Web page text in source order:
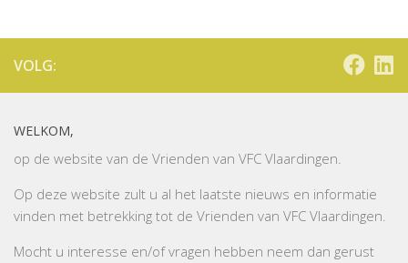
VOLG:
WELKOM,
op de website van de Vrienden van VFC Vlaardingen.
Op deze website zult u al het laatste nieuws en informatie
vinden met betrekking tot de Vrienden van VFC Vlaardingen.
Mocht u interesse en/of vragen hebben neem dan gerust